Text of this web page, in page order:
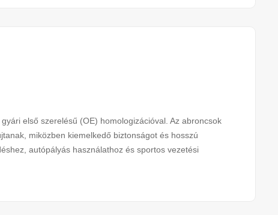
első szerelésű (OE) homologizációval. Az abroncsok
miközben kiemelkedő biztonságot és hosszú
autópályás használathoz és sportos vezetési